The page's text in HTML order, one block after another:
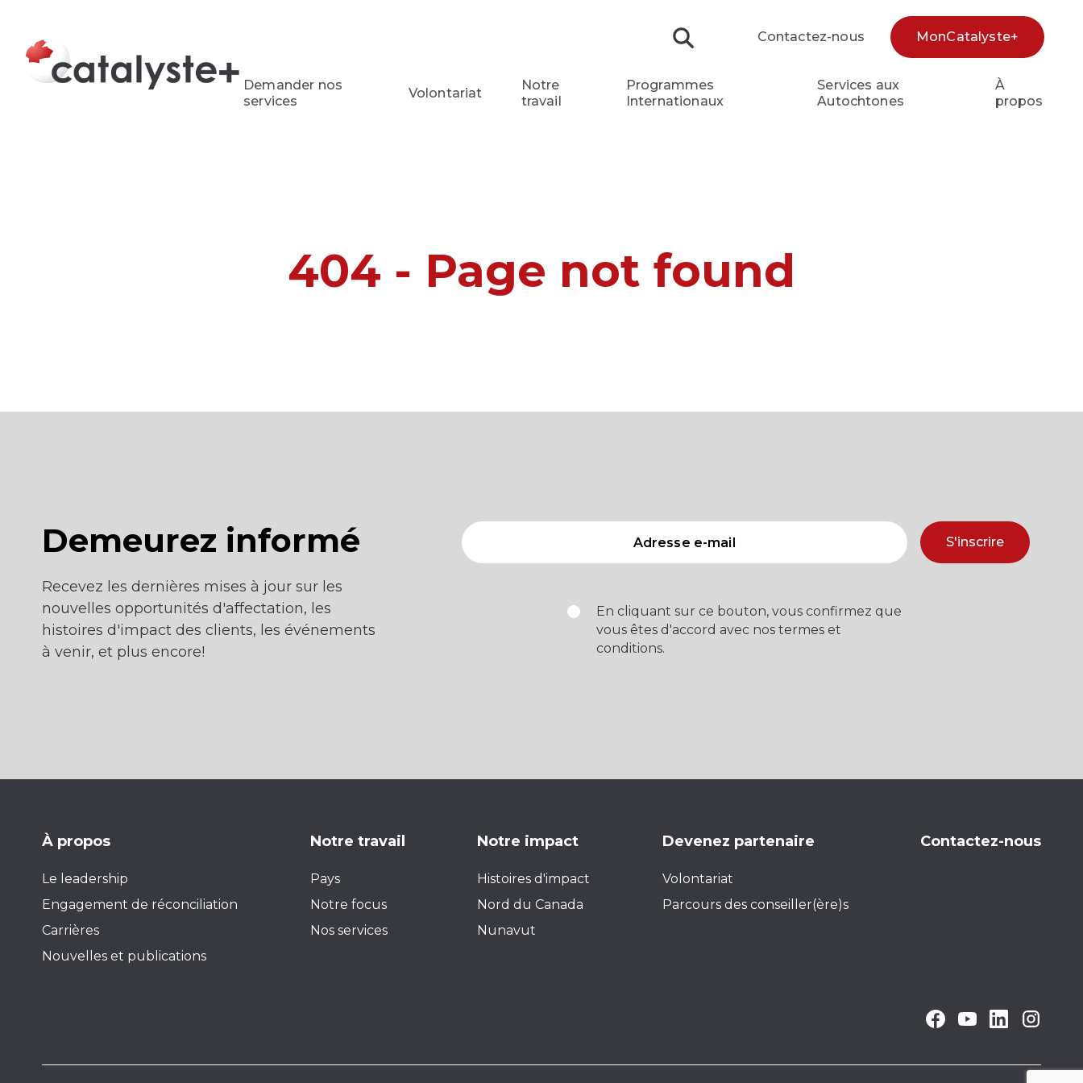
RechercheContactez-nous MonCatalyste+
Demander nos
services
Volontariat
Notre
travail
Programmes
Internationaux
Services aux
Autochtones
À
propos
404 - Page not found
Demeurez informé
Recevez les dernières mises à jour sur les
nouvelles opportunités d'affectation, les
histoires d'impact des clients, les événements
à venir, et plus encore!
S'inscrire
En cliquant sur ce bouton, vous confirmez que
vous êtes d'accord avec nos termes et
conditions.
À propos
Le leadership
Engagement de réconciliation
Carrières
Nouvelles et publications
Notre travail
Pays
Notre focus
Nos services
Notre impact
Histoires d'impact
Nord du Canada
Nunavut
Devenez partenaire
Volontariat
Parcours des conseiller(ère)s
Contactez-nous